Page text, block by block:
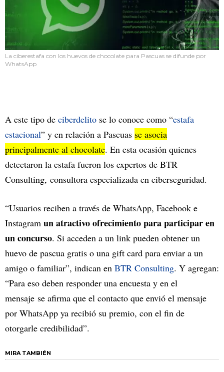
La ciberestafa con los huevos de chocolate para Pascuas se difunde por
WhatsApp
A este tipo de ciberdelito se lo conoce como “estafa
estacional” y en relación a Pascuas se asocia
principalmente al chocolate. En esta ocasión quienes
detectaron la estafa fueron los expertos de BTR
Consulting, consultora especializada en ciberseguridad.
“Usuarios reciben a través de WhatsApp, Facebook e
Instagram un atractivo ofrecimiento para participar en
un concurso. Si acceden a un link pueden obtener un
huevo de pascua gratis o una gift card para enviar a un
amigo o familiar”, indican en BTR Consulting. Y agregan:
“Para eso deben responder una encuesta y en el
mensaje se afirma que el contacto que envió el mensaje
por WhatsApp ya recibió su premio, con el fin de
otorgarle credibilidad”.
MIRA TAMBIÉN